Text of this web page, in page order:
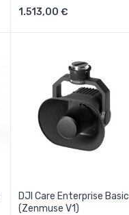
1.513,00 €
DJI Care Enterprise Basic
(Zenmuse V1)
Aggiungi Al Carrello